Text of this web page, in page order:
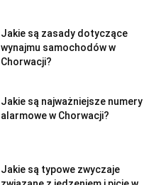
Jakie są zasady dotyczące
wynajmu samochodów w
Chorwacji?
Jakie są najważniejsze numery
alarmowe w Chorwacji?
Jakie są typowe zwyczaje